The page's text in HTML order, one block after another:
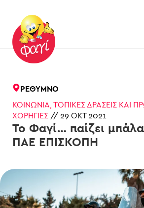
Skip to main content
ΡΈΘΥΜΝΟ
ΚΟΙΝΩΝΊΑ ΤΟΠΙΚΈΣ ΔΡΆΣΕΙΣ ΚΑΙ
ΧΟΡΗΓΊΕΣ // 29 ΟΚΤ 2021
Το Φαγί… παίζει
ΠΑΕ ΕΠΙΣΚΟΠΗ